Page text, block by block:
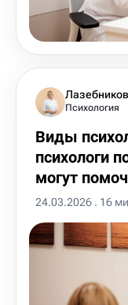
Психология
Виды
психологи
могут
24.03.2026 . 16